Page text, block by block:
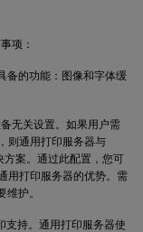
项：
备的功能：图像和字体缓
无关设置。如果用户需
则通用打印服务器与
案。通过此配置，您可
用打印服务器的优势。需
护。
支持。通用打印服务器使